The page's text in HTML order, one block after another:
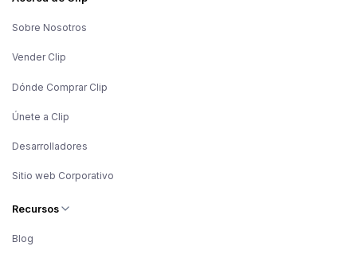
Sobre Nosotros
Vender Clip
Dónde Comprar Clip
Únete a Clip
Desarrolladores
Sitio web Corporativo
Recursos
Blog